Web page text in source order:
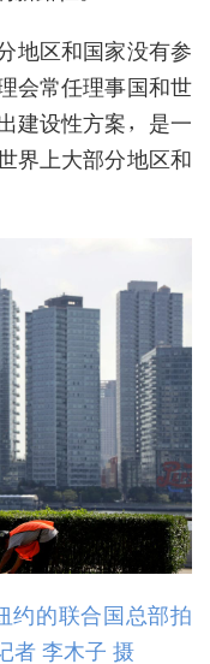
地区和国家没有参
会常任理事国和世
建设性方案，是一
界上大部分地区和
约的联合国总部拍
者 李木子 摄